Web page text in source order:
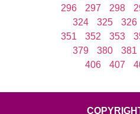
296
297 298
324
325 326
351
352 353
379
380 381
406
407